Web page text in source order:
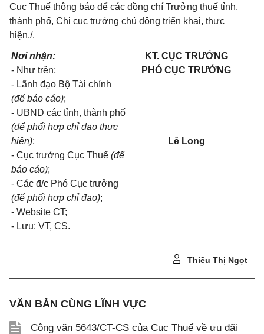
Cục Thuế thông báo để các đồng chí Trưởng thuế tỉnh,
thành phố, Chi cục trưởng chủ động triển khai, thực
hiện./.
Nơi nhận:
- Như trên;
- Lãnh đạo Bộ Tài chính
(để báo cáo);
- UBND các tỉnh, thành phố
(để phối hợp chỉ đạo thực
hiện);
- Cục trưởng Cục Thuế (để
báo cáo);
- Các đ/c Phó Cục trưởng
(để phối hợp chỉ đạo);
- Website CT;
- Lưu: VT, CS.
KT. CỤC TRƯỞNG
PHÓ CỤC TRƯỞNG
Lê Long
Thiều Thị Ngọt
VĂN BẢN CÙNG LĨNH VỰC
Công văn 5643/CT-CS của Cục Thuế về ưu đãi